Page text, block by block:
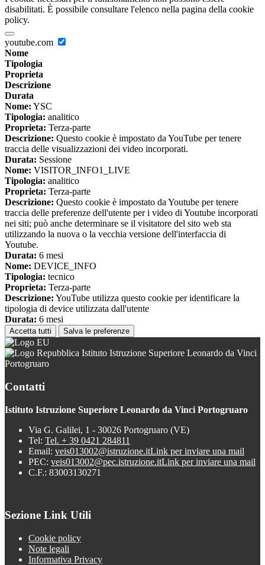
disabilitati. È possibile consultare l'elenco nella pagina della cookie
policy.
youtube.com
Nome
Tipologia
Proprieta
Descrizione
Durata
Nome: YSC
Tipologia: analitico
Proprieta: Terza-parte
Descrizione: Questo cookie è impostato da YouTube per tenere
traccia delle visualizzazioni dei video incorporati.
Durata: Sessione
Nome: VISITOR_INFO1_LIVE
Tipologia: analitico
Proprieta: Terza-parte
Descrizione: Questo cookie è impostato da Youtube per tenere
traccia delle preferenze dell'utente per i video di Youtube incorporati
nei siti; può anche determinare se il visitatore del sito web sta
utilizzando la nuova o la vecchia versione dell'interfaccia di
Youtube.
Durata: 6 mesi
Nome: DEVICE_INFO
Tipologia: tecnico
Proprieta: Terza-parte
Descrizione: YouTube utilizza questo cookie per identificare la
tipologia di device utilizzata dall'utente
Durata: 6 mesi
Accetta tutti Salva le preferenze
Istituto Istruzione Superiore Leonardo da Vinci
Portogruaro
Contatti
Istituto Istruzione Superiore Leonardo da Vinci Portogruaro
Via G. Galilei, 1 - 30026 Portogruaro (VE)
Tel: Tel. + 39 0421 284811
Email: veis013002@istruzione.itLink per inviare una mail
PEC: veis013002@pec.istruzione.itLink per inviare una mail
C.F.: 83003130271
Sezione Link Utili
Cookie policy
Note legali
Informativa Privacy